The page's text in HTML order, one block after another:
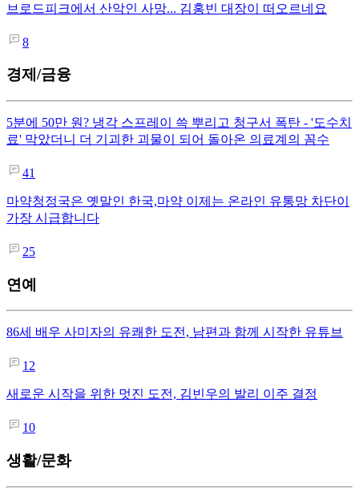
브로드피크에서 산악인 사망... 김홍빈 대장이 떠오르네요
8
경제/금융
5분에 50만 원? 냉각 스프레이 쓱 뿌리고 청구서 폭탄 - '도수치
료' 막았더니 더 기괴한 괴물이 되어 돌아온 의료계의 꼼수
41
마약청정국은 옛말인 한국,마약 이제는 온라인 유통망 차단이
가장 시급합니다
25
연예
86세 배우 사미자의 유쾌한 도전, 남편과 함께 시작한 유튜브
12
새로운 시작을 위한 멋진 도전, 김빈우의 발리 이주 결정
10
생활/문화